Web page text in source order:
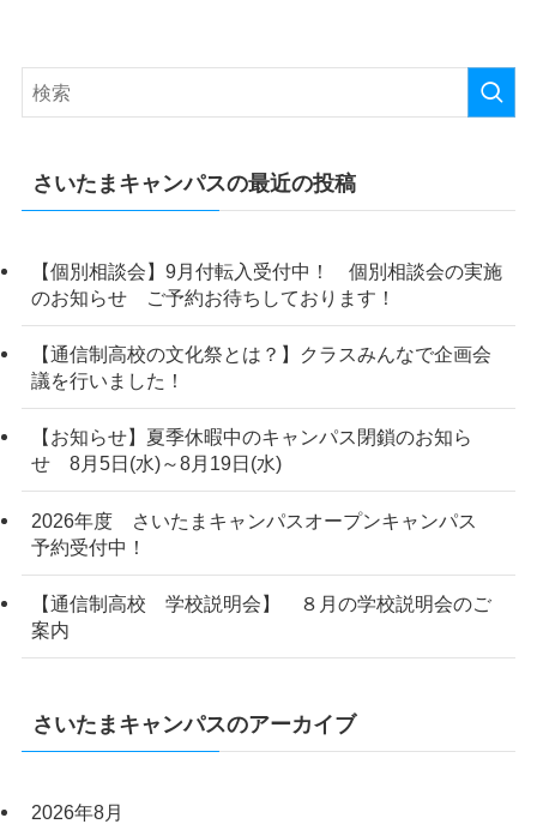
さいたまキャンパスの最近の投稿
【個別相談会】9月付転入受付中！ 個別相談会の実施
のお知らせ ご予約お待ちしております！
【通信制高校の文化祭とは？】クラスみんなで企画会
議を行いました！
【お知らせ】夏季休暇中のキャンパス閉鎖のお知ら
せ 8月5日(水)～8月19日(水)
2026年度 さいたまキャンパスオープンキャンパス
予約受付中！
【通信制高校 学校説明会】 ８月の学校説明会のご
案内
さいたまキャンパスのアーカイブ
2026年8月